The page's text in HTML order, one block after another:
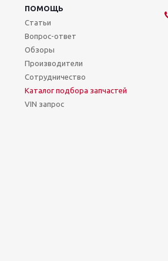
ПОМОЩЬ
Статьи
Вопрос-ответ
Обзоры
Производители
Сотрудничество
Каталог подбора запчастей
VIN запрос